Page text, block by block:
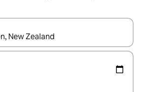
s'affichent, utilisez les flèches vers le